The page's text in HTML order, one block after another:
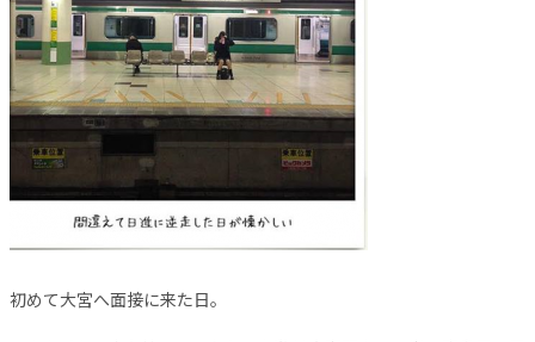
初めて大宮へ面接に来た日。